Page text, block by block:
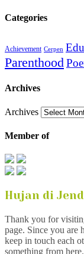
Categories
Achievement Cerpen
Parenthood
Archives
Archives
Member of
Hujan di
Thank you for
page. Since you are
keep in touch each
something from